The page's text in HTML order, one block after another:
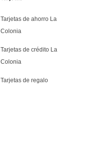
Tarjetas de ahorro La
Colonia
Tarjetas de crédito La
Colonia
Tarjetas de regalo